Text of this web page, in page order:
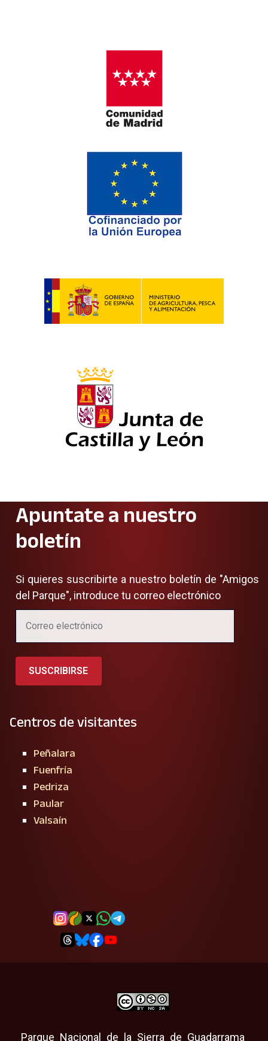
Apuntate a nuestro
boletín
Si quieres suscribirte a nuestro boletín de "Amigos
del Parque", introduce tu correo electrónico
SUSCRIBIRSE
Centros de visitantes
Peñalara
Fuenfría
Pedriza
Paular
Valsaín
Parque Nacional de la Sierra de Guadarrama